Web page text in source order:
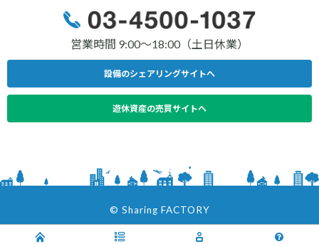
営業時間 9:00〜18:00（土日休業）
設備のシェアリングサイトへ
遊休資産の売買サイトへ
© Sharing FACTORY
V2.0.4